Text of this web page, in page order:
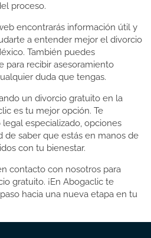
proceso.
encontrarás información útil y
a entender mejor el divorcio
También puedes
para recibir asesoramiento
duda que tengas.
un divorcio gratuito en la
es tu mejor opción. Te
especializado, opciones
de saber que estás en manos de
con tu bienestar.
contacto con nosotros para
gratuito. ¡En Abogaclic te
hacia una nueva etapa en tu